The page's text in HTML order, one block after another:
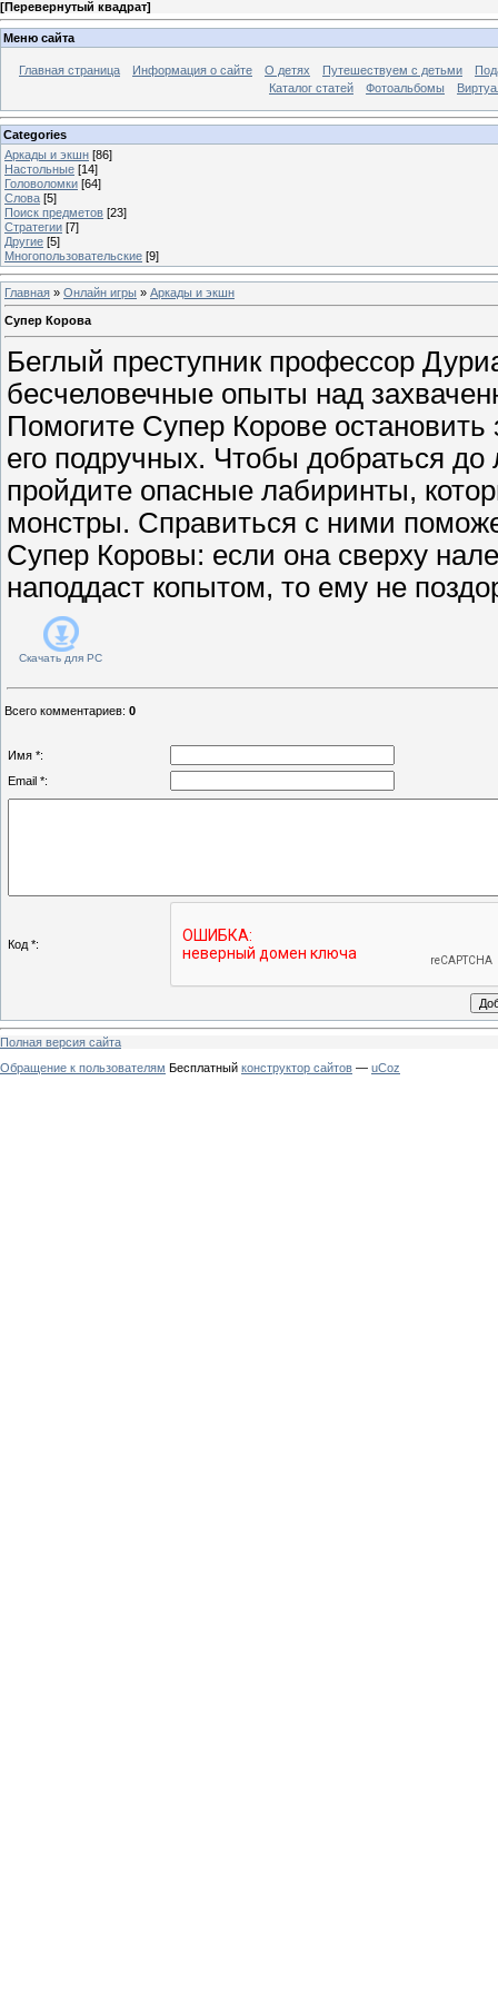
[Перевернутый квадрат]
Меню сайта
Главная страница Информация о сайте О детях Путешествуем с детьми
Каталог статей
Фотоальбомы
Categories
Аркады и экшн [86]
Настольные [14]
Головоломки [64]
Слова [5]
Поиск предметов [23]
Стратегии [7]
Другие [5]
Многопользовательские [9]
Главная » Онлайн игры » Аркады и экшн
Супер Корова
Беглый преступник профессор
бесчеловечные опыты над
Помогите Супер Корове остановить
его подручных. Чтобы добраться
пройдите опасные лабиринты,
монстры. Справиться с ними
Супер Коровы: если она сверху
наподдаст копытом, то ему не
Скачать для PC
Всего комментариев: 0
Имя *:
Email *:
Код *:
Полная версия сайта
Обращение к пользователям Бесплатный конструктор сайтов — uCoz